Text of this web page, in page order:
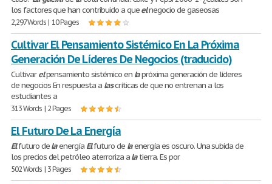
los factores que han contribuido a queelnegocio de gaseosas
2,297 Words | 10 Pages
Cultivar El Pensamiento Sistémico En La Próxima
Generación De Líderes De Negocios (traducido)
Cultivarelpensamiento sistémico en lapróxima generación de líderes
de negocios En respuesta a lascríticas de que no entrenan a los
estudiantes a
313 Words | 2 Pages
El Futuro De La Energía
Elfuturo delaenergía Elfuturo de laenergía es oscuro. Una subida de
los precios del petróleo aterroriza alatierra. Es por
502 Words | 3 Pages